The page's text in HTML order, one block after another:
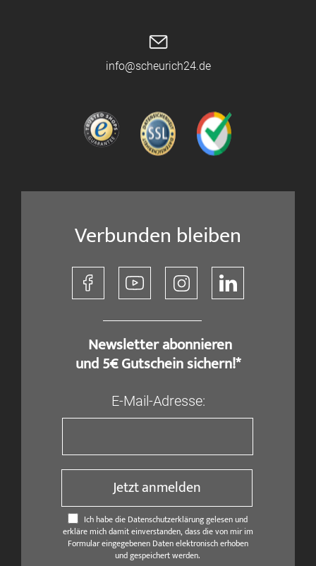
info@scheurich24.de
Verbunden bleiben
​ Newsletter abonnieren
und 5€ Gutschein sichern!*
E-Mail-Adresse:
Jetzt anmelden
Ich habe die Datenschutzerklärung gelesen und
erkläre mich damit einverstanden, dass die von mir im
Formular eingegebenen Daten elektronisch erhoben
und gespeichert werden.